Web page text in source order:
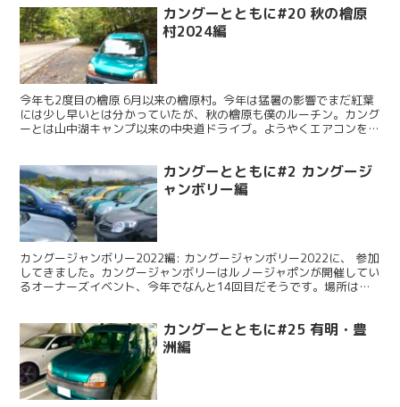
カングーとともに#20 秋の檜原
村2024編
今年も2度目の檜原 6月以来の檜原村。今年は猛暑の影響でまだ紅葉
には少し早いとは分かっていたが、秋の檜原も僕のルーチン。カング
ーとは山中湖キャンプ以来の中央道ドライブ。ようやくエアコンを入
カングーとともに#2 カングージ
ャンボリー編
カングージャンボリー2022編: カングージャンボリー2022に、 参加
してきました。カングージャンボリーはルノージャポンが開催してい
るオーナーズイベント、今年でなんと14回目だそうです。場所は山
カングーとともに#25 有明・豊
洲編